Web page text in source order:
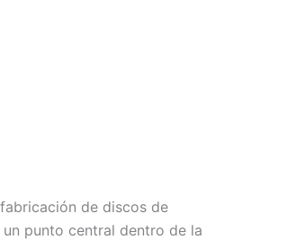
de discos de
punto central dentro de la